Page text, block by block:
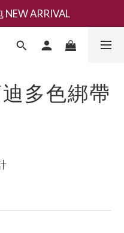
千元購物金
NEW ARRIVAL
件9折，三件享85折 】
多色綁帶